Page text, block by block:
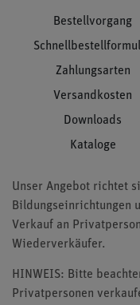
Bestellvorgang
Zahlungsarten
Versandkosten
Downloads
Kataloge
Unser Angebot richtet
Bildungseinrichtungen
Verkauf an
Wiederverkäufer.
HINWEIS: Bitte
Privatpersonen